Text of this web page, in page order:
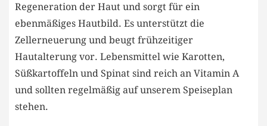
Regeneration der Haut und sorgt für ein
ebenmäßiges Hautbild. Es unterstützt die
Zellerneuerung und beugt frühzeitiger
Hautalterung vor. Lebensmittel wie Karotten,
Süßkartoffeln und Spinat sind reich an Vitamin A
und sollten regelmäßig auf unserem Speiseplan
stehen.